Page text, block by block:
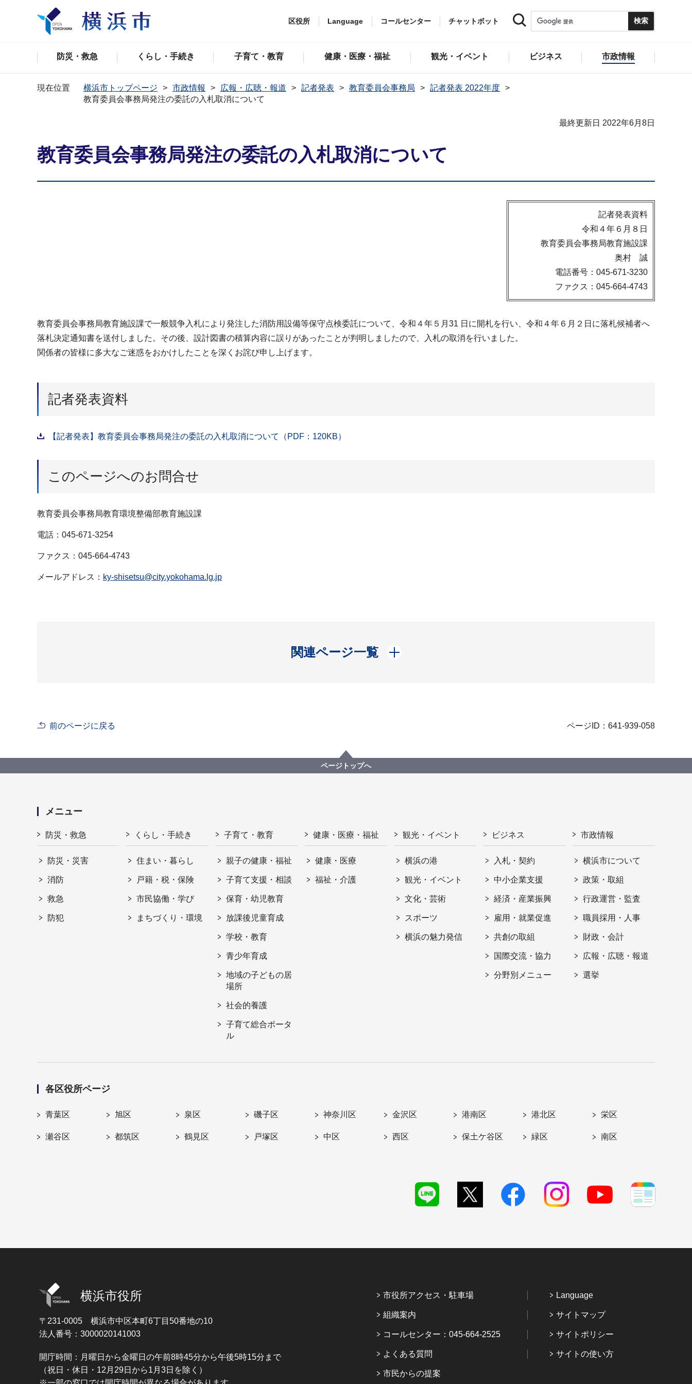
区役所 Language コールセンター チャットボット
防災・救急 くらし・手続き 子育て・教育 健康・医療・福祉 観光・イベント ビジネス 市政情報
現在位置 横浜市トップページ 市政情報 広報・広聴・報道 記者発表 教育委員会事務局
記者発表 2022年度
教育委員会事務局発注の委託の入札取消について
最終更新日 2022年6月8日
教育委員会事務局発注の委託の入札取消について
記者発表資料
令和４年６月８日
教育委員会事務局教育施設課
奥村 誠
電話番号：045-671-3230
ファクス：045-664-4743
教育委員会事務局教育施設課で一般競争入札により発注した消防用設備等保守点検委託について、令和４年５月31 日に開札を行い、令和４年６月２日に落札候補者へ
落札決定通知書を送付しました。その後、設計図書の積算内容に誤りがあったことが判明しましたので、入札の取消を行いました。
関係者の皆様に多大なご迷惑をおかけしたことを深くお詫び申し上げます。
記者発表資料
【記者発表】教育委員会事務局発注の委託の入札取消について（PDF：120KB）
このページへのお問合せ
教育委員会事務局教育環境整備部教育施設課
電話：045-671-3254
ファクス：045-664-4743
メールアドレス： ky-shisetsu@city.yokohama.lg.jp
関連ページ一覧
開く
前のページに戻る ページID：641-939-058
ページトップへ
メニュー
防災・救急
防災・災害
消防
救急
防犯
くらし・手続き
住まい・暮らし
戸籍・税・保険
市民協働・学び
まちづくり・環境
子育て・教育
親子の健康・福祉
子育て支援・相談
保育・幼児教育
放課後児童育成
学校・教育
青少年育成
地域の子どもの居
場所
社会的養護
子育て総合ポータ
ル
健康・医療・福祉
健康・医療
福祉・介護
観光・イベント
横浜の港
観光・イベント
文化・芸術
スポーツ
横浜の魅力発信
ビジネス
入札・契約
中小企業支援
経済・産業振興
雇用・就業促進
共創の取組
国際交流・協力
分野別メニュー
市政情報
横浜市について
政策・取組
行政運営・監査
職員採用・人事
財政・会計
広報・広聴・報道
選挙
各区役所ページ
青葉区 旭区 泉区 磯子区 神奈川区 金沢区 港南区 港北区 栄区
瀬谷区 都筑区 鶴見区 戸塚区 中区 西区 保土ケ谷区 緑区 南区
横浜市役所
〒231-0005 横浜市中区本町6丁目50番地の10
法人番号：3000020141003
開庁時間：月曜日から金曜日の午前8時45分から午後5時15分まで
（祝日・休日・12月29日から1月3日を除く）
市役所アクセス・駐車場
組織案内
コールセンター：045-664-2525
よくある質問
市民からの提案
Language
サイトマップ
サイトポリシー
サイトの使い方